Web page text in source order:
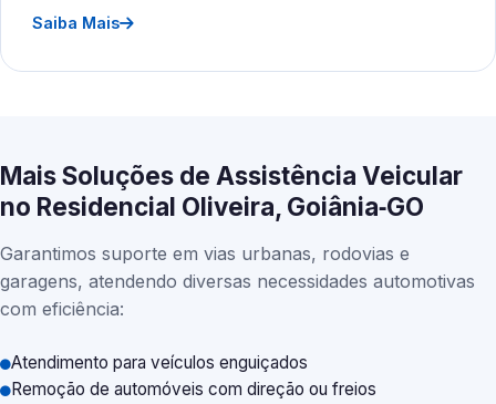
Saiba Mais
Mais Soluções de Assistência Veicular
no Residencial Oliveira, Goiânia‑GO
Garantimos suporte em vias urbanas, rodovias e
garagens, atendendo diversas necessidades automotivas
com eficiência:
Atendimento para veículos enguiçados
Remoção de automóveis com direção ou freios